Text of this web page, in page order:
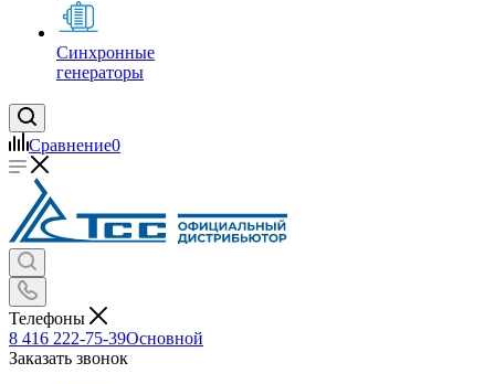
Синхронные
генераторы
Сравнение0
Телефоны
8 416 222-75-39Основной
Заказать звонок